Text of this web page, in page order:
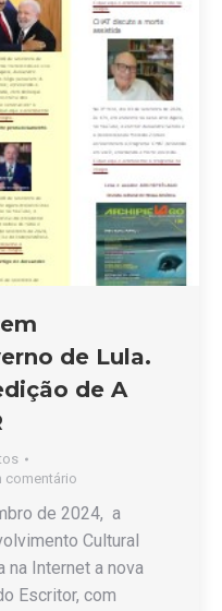
de Lula.
de A
comentário
de 2024, a
Cultural
na Internet a nova
Escritor, com